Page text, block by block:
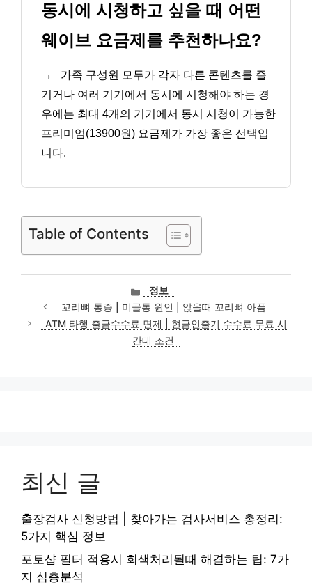
동시에 시청하고 싶을 때 어떤
웨이브 요금제를 추천하나요?
→
가족 구성원 모두가 각자 다른 콘텐츠를 즐
기거나 여러 기기에서 동시에 시청해야 하는 경
우에는 최대 4개의 기기에서 동시 시청이 가능한
프리미엄(13900원) 요금제가 가장 좋은 선택입
니다.
Table of Contents
카
테
고
리
정보
꼬리뼈 통증 | 미골통 원인 | 앉을때 꼬리뼈 아픔
ATM 타행 출금수수료 면제 | 현금인출기 수수료 무료 시
간대 조건
최신 글
출장검사 신청방법 | 찾아가는 검사서비스 총정리:
5가지 핵심 정보
포토샵 필터 적용시 회색처리될때 해결하는 팁: 7가
지 심층분석